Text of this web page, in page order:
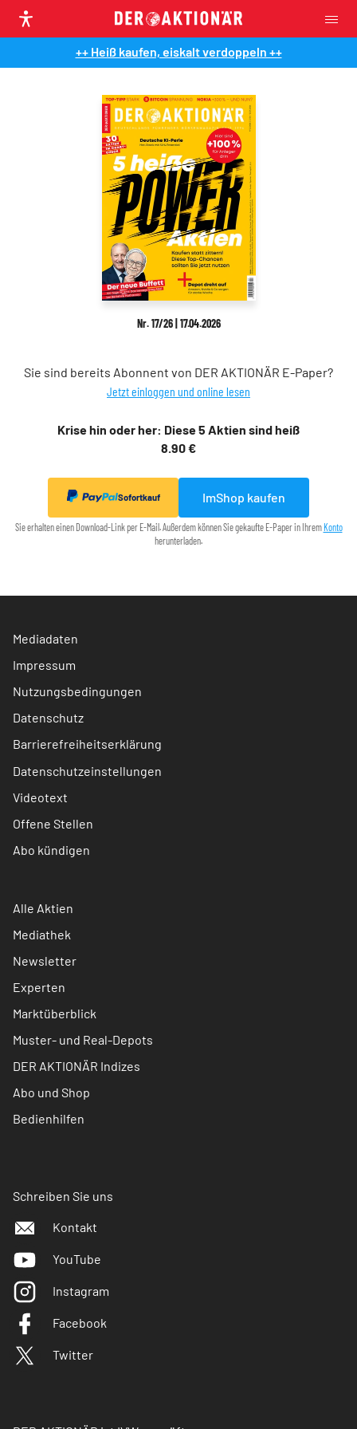
++ Heiß kaufen, eiskalt verdoppeln ++
Nr. 17/26 | 17.04.2026
Sie sind bereits Abonnent von DER AKTIONÄR E-Paper?
Jetzt einloggen und online lesen
Krise hin oder her: Diese 5 Aktien sind heiß
8.90 €
Sofortkauf ImShop kaufen
Sie erhalten einen Download-Link per E-Mail. Außerdem können Sie gekaufte E-Paper in IhremKonto
herunterladen.
Mediadaten
Impressum
Nutzungsbedingungen
Datenschutz
Barrierefreiheitserklärung
Datenschutzeinstellungen
Videotext
Offene Stellen
Abo kündigen
Alle Aktien
Mediathek
Newsletter
Experten
Marktüberblick
Muster- und Real-Depots
DER AKTIONÄR Indizes
Abo und Shop
Bedienhilfen
Schreiben Sie uns
Kontakt
YouTube
Instagram
Facebook
Twitter